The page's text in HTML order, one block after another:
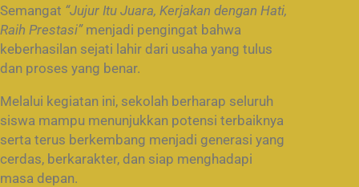
Semangat “Jujur Itu Juara, Kerjakan dengan Hati,
Raih Prestasi”menjadi pengingat bahwa
keberhasilan sejati lahir dari usaha yang tulus
dan proses yang benar.
Melalui kegiatan ini, sekolah berharap seluruh
siswa mampu menunjukkan potensi terbaiknya
serta terus berkembang menjadi generasi yang
cerdas, berkarakter, dan siap menghadapi
masa depan.